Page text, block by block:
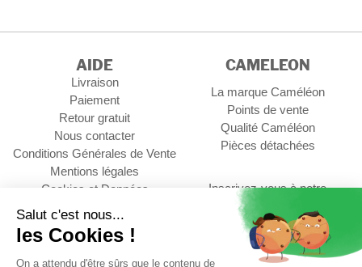
AIDE
Livraison
Paiement
Retour gratuit
Nous contacter
Conditions Générales de Vente
Mentions légales
Cookies et Données
personnelles
Gérer les cookies
Contact Professionnel
CAMELEON
La marque Caméléon
Points de vente
Qualité Caméléon
Pièces détachées
Inscrivez-vous à notre
newsletter